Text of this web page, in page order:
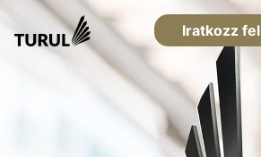
Iratkozz fel